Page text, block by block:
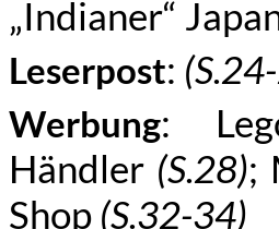
„Indianer“
Leserpost:
Werbung:
Händler (S.28);
Shop (S.32-34)